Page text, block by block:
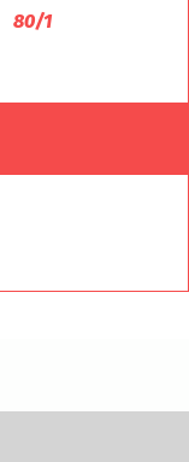
80/1